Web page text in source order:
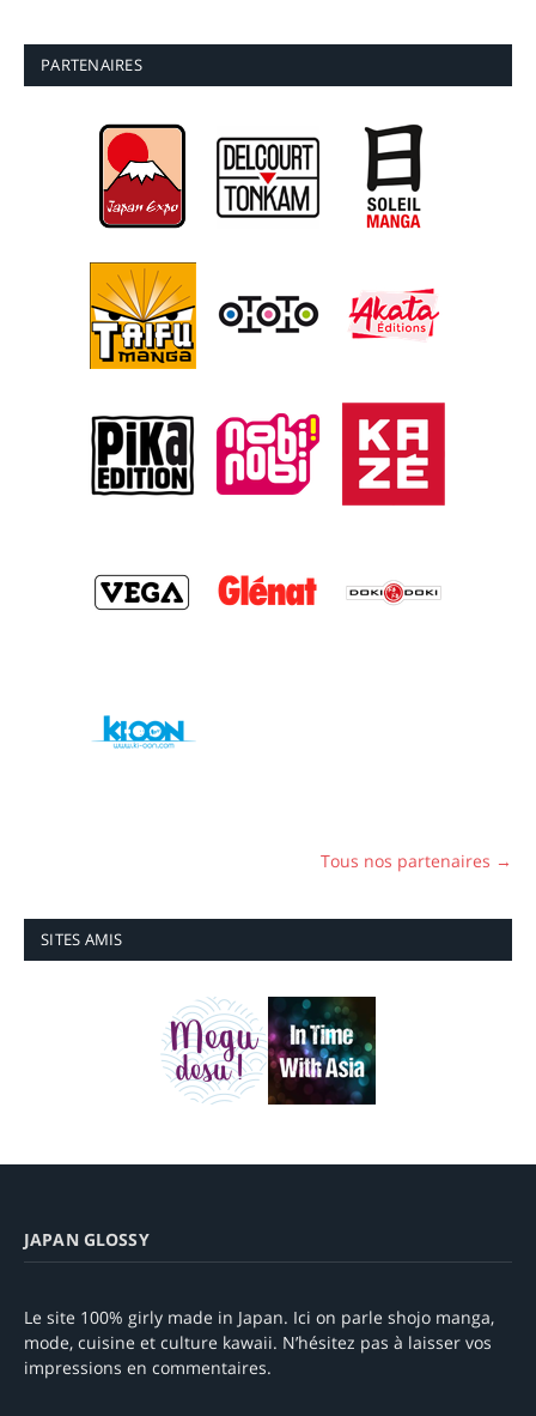
PARTENAIRES
Tous nos partenaires →
SITES AMIS
JAPAN GLOSSY
Le site 100% girly made in Japan. Ici on parle shojo manga,
mode, cuisine et culture kawaii. N’hésitez pas à laisser vos
impressions en commentaires.